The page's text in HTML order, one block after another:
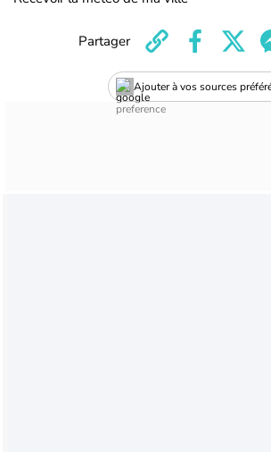
Ajouter à vos sources
Partager